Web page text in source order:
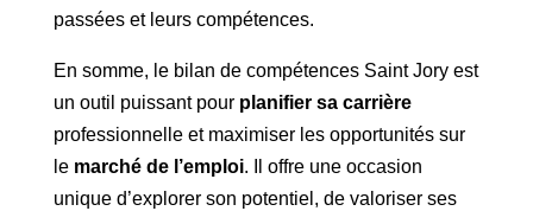
passées et leurs compétences.
En somme, le bilan de compétences Saint Jory est
un outil puissant pour planifier sa carrière
professionnelle et maximiser les opportunités sur
le marché de l’emploi. Il offre une occasion
unique d’explorer son potentiel, de valoriser ses